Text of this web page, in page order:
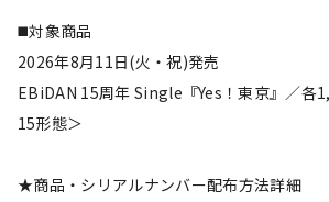
◼️対象商品
2026年8月11日(火・祝)発売
EBiDAN 15周年 Single『Yes！東京』／各
15形態＞
★商品・シリアルナンバー配布方法詳細